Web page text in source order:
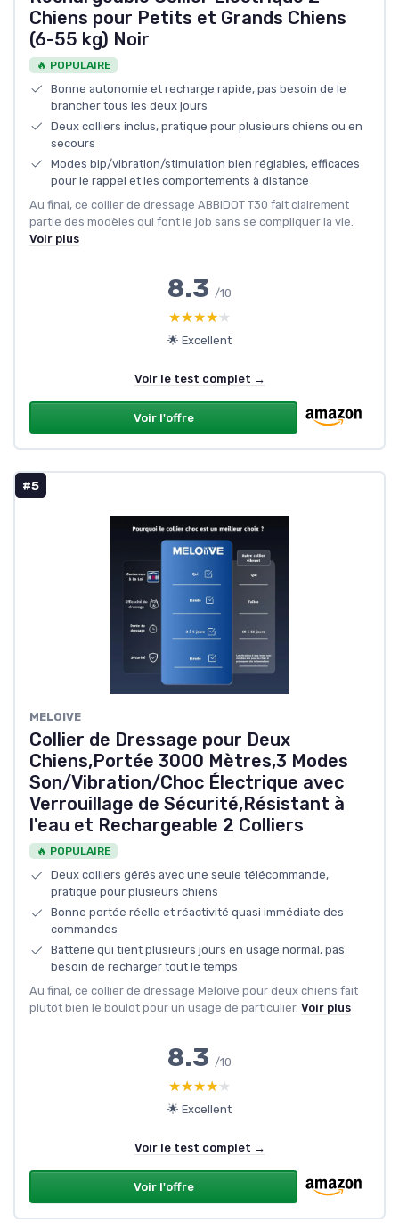
Chiens pour Petits et Grands Chiens
(6-55 kg) Noir
🔥 POPULAIRE
Bonne autonomie et recharge rapide, pas besoin de le
brancher tous les deux jours
Deux colliers inclus, pratique pour plusieurs chiens ou en
secours
Modes bip/vibration/stimulation bien réglables, efficaces
pour le rappel et les comportements à distance
Au final, ce collier de dressage ABBIDOT T30 fait clairement
partie des modèles qui font le job sans se compliquer la vie.
Voir plus
8.3 /10
★★★★★
★★★★★
🌟 Excellent
Voir le test complet →
Voir l'offre
#5
MELOIVE
Collier de Dressage pour Deux
Chiens,Portée 3000 Mètres,3 Modes
Son/Vibration/Choc Électrique avec
Verrouillage de Sécurité,Résistant à
l'eau et Rechargeable 2 Colliers
🔥 POPULAIRE
Deux colliers gérés avec une seule télécommande,
pratique pour plusieurs chiens
Bonne portée réelle et réactivité quasi immédiate des
commandes
Batterie qui tient plusieurs jours en usage normal, pas
besoin de recharger tout le temps
Au final, ce collier de dressage Meloive pour deux chiens fait
plutôt bien le boulot pour un usage de particulier. Voir plus
8.3 /10
★★★★★
★★★★★
🌟 Excellent
Voir le test complet →
Voir l'offre